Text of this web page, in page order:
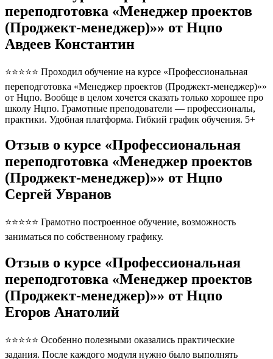
переподготовка «Менеджер проектов
(Проджект-менеджер)»» от Нцпо
Авдеев Константин
⭐⭐⭐⭐⭐ Проходил обучение на курсе «Профессиональная
переподготовка «Менеджер проектов (Проджект-менеджер)»»
от Нцпо. Вообще в целом хочется сказать только хорошее про
школу Нцпо. Грамотные преподователи — профессионалы,
практики. Удобная платформа. Гибкий график обучения. 5+
Отзыв о курсе «Профессиональная
переподготовка «Менеджер проектов
(Проджект-менеджер)»» от Нцпо
Сергей Увранов
⭐⭐⭐⭐⭐ Грамотно построенное обучение, возможность
заниматься по собственному графику.
Отзыв о курсе «Профессиональная
переподготовка «Менеджер проектов
(Проджект-менеджер)»» от Нцпо
Егоров Анатолий
⭐⭐⭐⭐⭐ Особенно полезными оказались практические
задания. После каждого модуля нужно было выполнять